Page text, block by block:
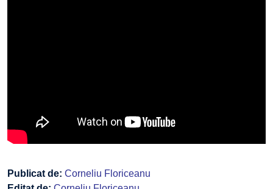
Publicat de: Corneliu Floriceanu